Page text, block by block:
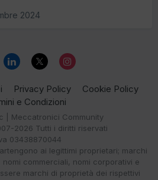
2024
Privacy Policy
Cookie Policy
e Condizioni
| Meccatronici Community
2026 Tutti i diritti riservati
03438870044
ai legittimi proprietari; marchi
commerciali, nomi corporativi e
marchi di proprietà dei rispettivi